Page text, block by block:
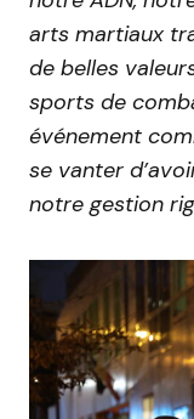
arts martiaux
de belles
sports de
événement
se vanter
notre gestion